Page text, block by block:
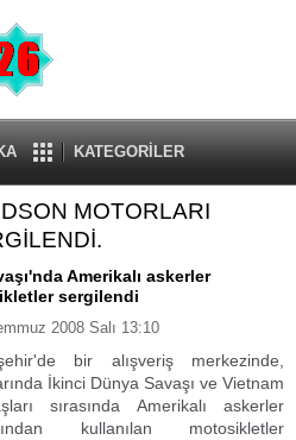
KATEGORİLER
MOTORLARI
Amerikalı askerler
sergilendi
2008 Salı 13:10
bir alışveriş merkezinde,
İkinci Dünya Savaşı ve Vietnam
sırasında Amerikalı askerler
kullanılan motosikletler